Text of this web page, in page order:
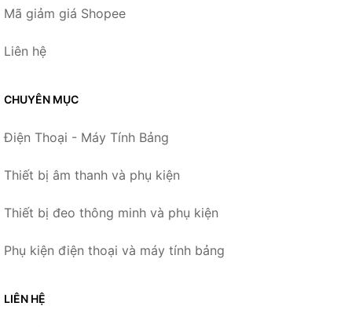
Mã giảm giá Shopee
Liên hệ
CHUYÊN MỤC
Điện Thoại - Máy Tính Bảng
Thiết bị âm thanh và phụ kiện
Thiết bị đeo thông minh và phụ kiện
Phụ kiện điện thoại và máy tính bảng
LIÊN HỆ